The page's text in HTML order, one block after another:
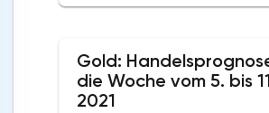
Nach Angaben von Eurostat
Länder der Eurozone die fünf
Gold:
die Woche vom 5. bis
2021